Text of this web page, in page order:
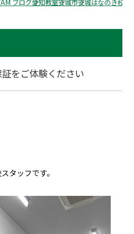
をご体験ください
タッフです。